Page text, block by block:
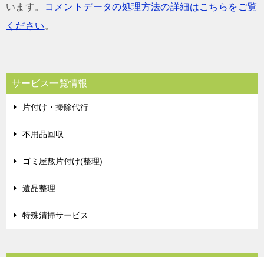
います。
コメントデータの処理方法の詳細はこちらをご覧
ください 。
サービス一覧情報
片付け・掃除代行
不用品回収
ゴミ屋敷片付け(整理)
遺品整理
特殊清掃サービス